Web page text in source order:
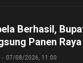
Berhasil,
Panen
07/08/2026, 11:00